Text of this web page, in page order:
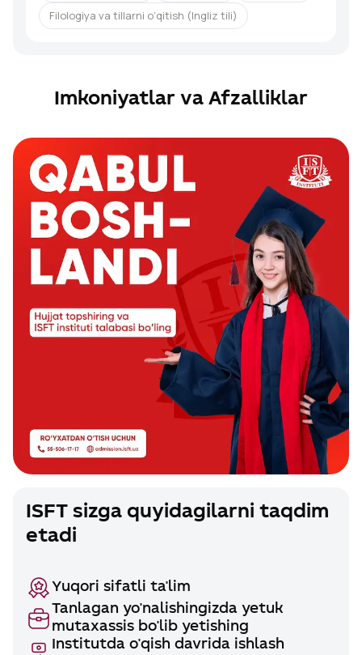
Filologiya va tillarni o‘qitish (Ingliz tili)
Imkoniyatlar va Afzalliklar
ISFT sizga quyidagilarni taqdim
etadi
Yuqori sifatli ta'lim
Tanlagan yo'nalishingizda yetuk
mutaxassis bo'lib yetishing
Institutda o'qish davrida ishlash